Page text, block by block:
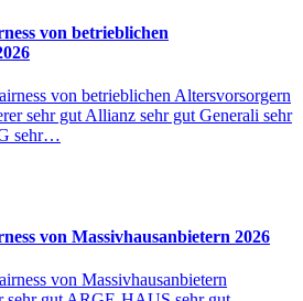
von betrieblichen
von betrieblichen Altersvorsorgern
sehr gut Allianz sehr gut Generali sehr
sehr…
von Massivhausanbietern 2026
von Massivhausanbietern